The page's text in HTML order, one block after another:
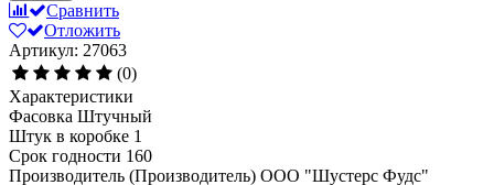
Сравнить
Отложить
Артикул: 27063
(0)
Характеристики
Фасовка Штучный
Штук в коробке 1
Срок годности 160
Производитель (Производитель) ООО "Шустерс Фудс"